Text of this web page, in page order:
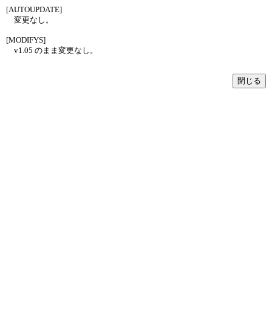
[AUTOUPDATE]
変更なし。
[MODIFYS]
v1.05 のまま変更なし。